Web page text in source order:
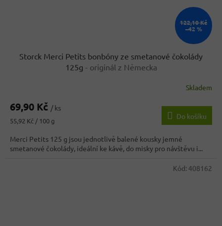
122,10 Kč
–42 %
Storck Merci Petits bonbóny ze smetanové čokolády
125g - originál z Německa
produktu
4,9
z
5
hvězdiček.
Skladem
69,90 Kč / ks
Měrná
55,92 Kč / 100 g
Do košíku
Merci Petits 125 g jsou jednotlivě balené kousky jemné
smetanové čokolády, ideální ke kávě, do misky pro návštěvu i...
Kód: 408162